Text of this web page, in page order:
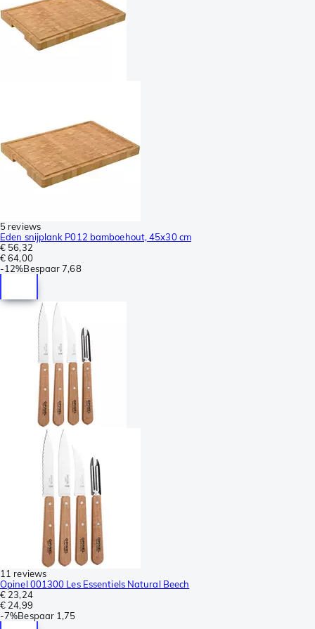
5 reviews
Eden snijplank P012 bamboehout, 45x30 cm
€ 56,32
€ 64,00
-12%Bespaar 7,68
11 reviews
Opinel 001300 Les Essentiels Natural Beech
€ 23,24
€ 24,99
-7%Bespaar 1,75